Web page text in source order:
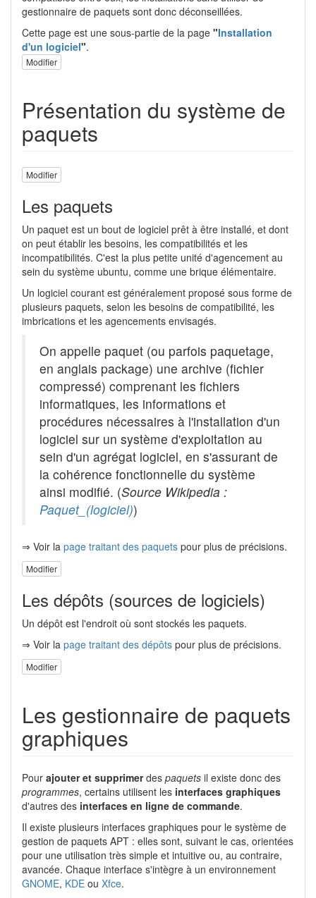
gestionnaire de paquets sont donc déconseillées.
Cette page est une sous-partie de la page "Installation
d'un logiciel".
Modifier
Présentation du système de
paquets
Modifier
Les paquets
Un paquet est un bout de logiciel prêt à être installé, et dont
on peut établir les besoins, les compatibilités et les
incompatibilités. C'est la plus petite unité d'agencement au
sein du système ubuntu, comme une brique élémentaire.
Un logiciel courant est généralement proposé sous forme de
plusieurs paquets, selon les besoins de compatibilité, les
imbrications et les agencements envisagés.
On appelle paquet (ou parfois paquetage,
en anglais package) une archive (fichier
compressé) comprenant les fichiers
informatiques, les informations et
procédures nécessaires à l'installation d'un
logiciel sur un système d'exploitation au
sein d'un agrégat logiciel, en s'assurant de
la cohérence fonctionnelle du système
ainsi modifié. (Source Wikipedia :
Paquet_(logiciel))
⇒ Voir la page traitant des paquets pour plus de précisions.
Modifier
Les dépôts (sources de logiciels)
Un dépôt est l'endroit où sont stockés les paquets.
⇒ Voir la page traitant des dépôts pour plus de précisions.
Modifier
Les gestionnaire de paquets
graphiques
Pour ajouter et supprimerdes paquets il existe donc des
programmes, certains utilisent les interfaces graphiques
d'autres des interfaces en ligne de commande.
Il existe plusieurs interfaces graphiques pour le système de
gestion de paquets APT : elles sont, suivant le cas, orientées
pour une utilisation très simple et intuitive ou, au contraire,
avancée. Chaque interface s'intègre à un environnement
GNOME, KDE ou Xfce.